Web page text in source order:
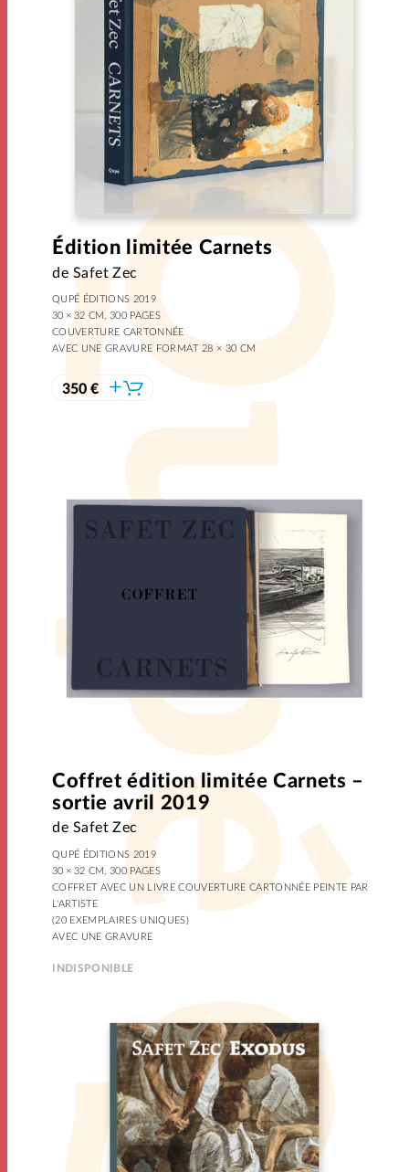
Édition limitée Carnets
de Safet Zec
QUPÉ ÉDITIONS 2019
30 × 32 CM, 300 PAGES
COUVERTURE CARTONNÉE
AVEC UNE GRAVURE FORMAT 28 × 30 CM
350 €
Coffret édition limitée Carnets –
sortie avril 2019
de Safet Zec
QUPÉ ÉDITIONS 2019
30 × 32 CM, 300 PAGES
COFFRET AVEC UN LIVRE COUVERTURE CARTONNÉE PEINTE PAR
L'ARTISTE
(20 EXEMPLAIRES UNIQUES)
AVEC UNE GRAVURE
INDISPONIBLE